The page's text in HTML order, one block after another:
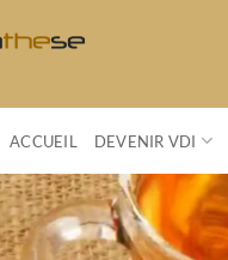
ACCUEIL DEVENIR VDI